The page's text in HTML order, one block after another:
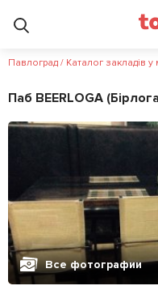
Павлоград / Каталог закладів у
Паб BEERLOGA
Все фотографии